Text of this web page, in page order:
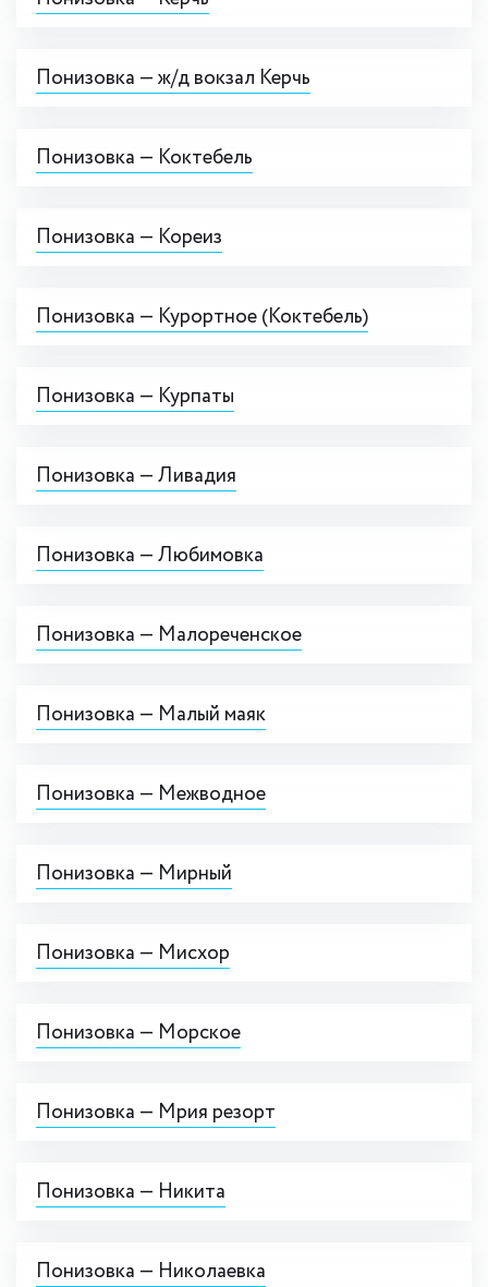
Понизовка — ж/д вокзал Керчь
Понизовка — Коктебель
Понизовка — Кореиз
Понизовка — Курортное (Коктебель)
Понизовка — Курпаты
Понизовка — Ливадия
Понизовка — Любимовка
Понизовка — Малореченское
Понизовка — Малый маяк
Понизовка — Межводное
Понизовка — Мирный
Понизовка — Мисхор
Понизовка — Морское
Понизовка — Мрия резорт
Понизовка — Никита
Понизовка — Николаевка